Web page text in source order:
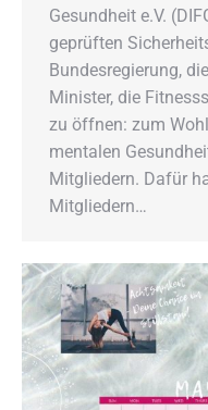
Gesundheit e.V.
geprüften
Bundesregierung,
Minister, die
zu öffnen: zum
mentalen
Mitgliedern. Dafür
Mitgliedern…